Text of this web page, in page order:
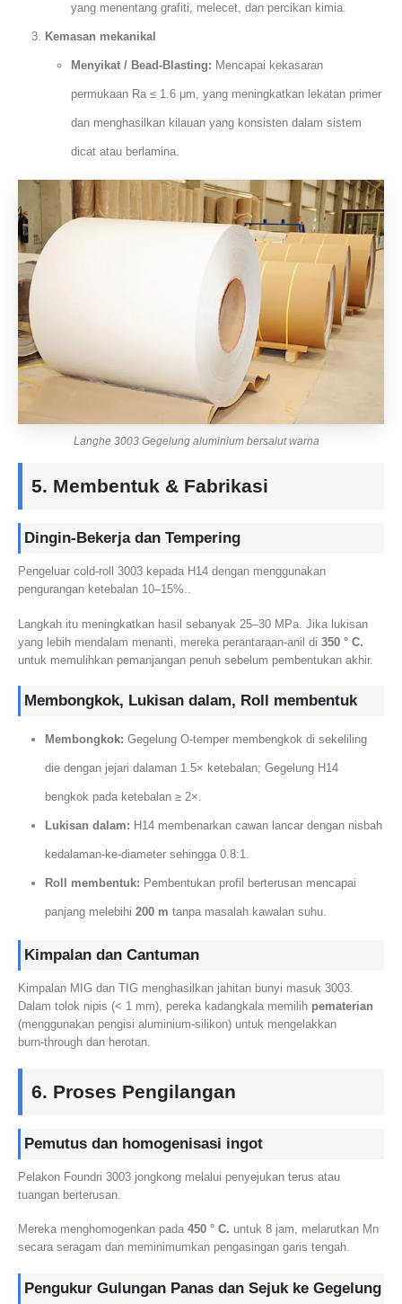
yang menentang grafiti, melecet, dan percikan kimia.
Kemasan mekanikal
Menyikat / Bead-Blasting: Mencapai kekasaran
permukaan Ra ≤ 1.6 μm, yang meningkatkan lekatan primer
dan menghasilkan kilauan yang konsisten dalam sistem
dicat atau berlamina.
Langhe 3003 Gegelung aluminium bersalut warna
5. Membentuk & Fabrikasi
Dingin-Bekerja dan Tempering
Pengeluar cold-roll 3003 kepada H14 dengan menggunakan
pengurangan ketebalan 10–15%..
Langkah itu meningkatkan hasil sebanyak 25–30 MPa. Jika lukisan
yang lebih mendalam menanti, mereka perantaraan-anil di 350 ° C.
untuk memulihkan pemanjangan penuh sebelum pembentukan akhir.
Membongkok, Lukisan dalam, Roll membentuk
Membongkok: Gegelung O-temper membengkok di sekeliling
die dengan jejari dalaman 1.5× ketebalan; Gegelung H14
bengkok pada ketebalan ≥ 2×.
Lukisan dalam: H14 membenarkan cawan lancar dengan nisbah
kedalaman-ke-diameter sehingga 0.8:1.
Roll membentuk: Pembentukan profil berterusan mencapai
panjang melebihi 200 m tanpa masalah kawalan suhu.
Kimpalan dan Cantuman
Kimpalan MIG dan TIG menghasilkan jahitan bunyi masuk 3003.
Dalam tolok nipis (< 1 mm), pereka kadangkala memilih pematerian
(menggunakan pengisi aluminium-silikon) untuk mengelakkan
burn‑through dan herotan.
6. Proses Pengilangan
Pemutus dan homogenisasi ingot
Pelakon Foundri 3003 jongkong melalui penyejukan terus atau
tuangan berterusan.
Mereka menghomogenkan pada 450 ° C. untuk 8 jam, melarutkan Mn
secara seragam dan meminimumkan pengasingan garis tengah.
Pengukur Gulungan Panas dan Sejuk ke Gegelung